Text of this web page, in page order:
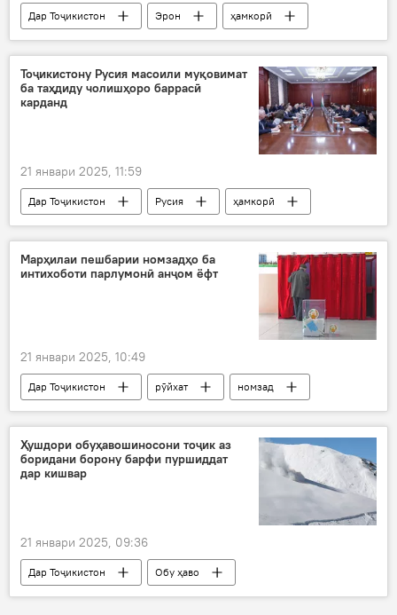
Дар Тоҷикистон Эрон
ҳамкорӣ
Сиёсат
Иқтисод
равобит
мизони табодули коло
Тоҷикистону Русия масоили муқовимат
ба таҳдиду чолишҳоро баррасӣ
карданд
21 январи 2025, 11:59
Дар Тоҷикистон Русия
ҳамкорӣ
Сиёсат
машварат
Вазорати хориҷаи Тоҷикистон
Марҳилаи пешбарии номзадҳо ба
интихоботи парлумонӣ анҷом ёфт
21 январи 2025, 10:49
Дар Тоҷикистон рӯйхат
номзад
парлумон
вакил
интихобот
КМИР
Ҳушдори обуҳавошиносони тоҷик аз
боридани борону барфи пуршиддат
дар кишвар
21 январи 2025, 09:36
Дар Тоҷикистон
Обу ҳаво
барфу борон
боришот КҲФ